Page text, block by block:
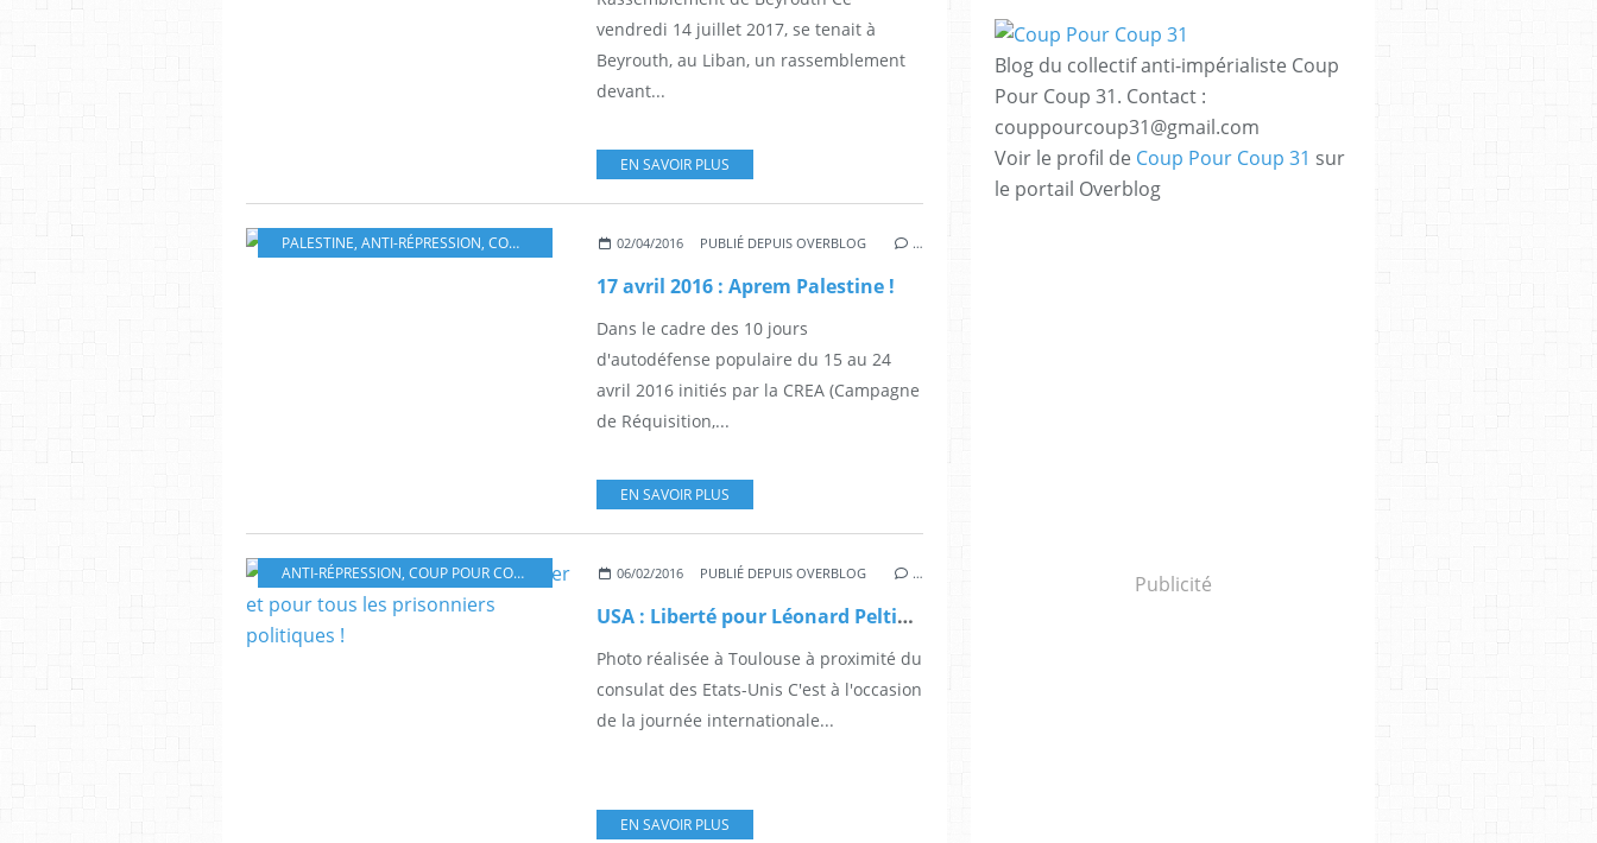
vendredi 14 juillet 2017, se tenait à
Beyrouth, au Liban, un rassemblement
devant...
EN SAVOIR PLUS
PALESTINE, ANTI-RÉPRESSION, COUP POUR COUP 31 02/04/2016 PUBLIÉ DEPUIS OVERBLOG …
17 avril 2016 : Aprem Palestine !
Dans le cadre des 10 jours
d'autodéfense populaire du 15 au 24
avril 2016 initiés par la CREA (Campagne
de Réquisition,...
EN SAVOIR PLUS
ANTI-RÉPRESSION, COUP POUR COUP 31 06/02/2016 PUBLIÉ DEPUIS OVERBLOG …
USA : Liberté pour Léonard Peltier et pour tous les prisonniers politiques !
Photo réalisée à Toulouse à proximité du
consulat des Etats-Unis C'est à l'occasion
de la journée internationale...
EN SAVOIR PLUS
Blog du collectif anti-impérialiste Coup
Pour Coup 31. Contact :
couppourcoup31@gmail.com
Voir le profil de Coup Pour Coup 31 sur
le portail Overblog
Publicité